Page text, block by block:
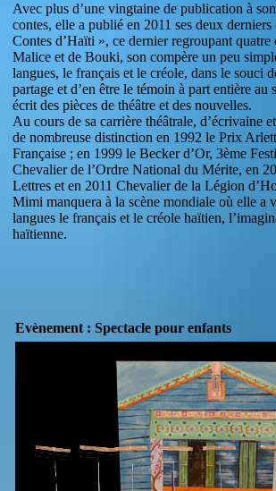
Avec plus d’une vingtaine de publication à
contes, elle a publié en 2011 ses deux
Contes d’Haïti », ce dernier regroupant quatre
Malice et de Bouki, son compère un peu
langues, le français et le créole, dans le souci
partage et d’en être le témoin à part entière
écrit des pièces de théâtre et des nouvelles.
Au cours de sa carrière théâtrale, d’écrivaine
de nombreuse distinction en 1992 le Prix
Française ; en 1999 le Becker d’Or, 3ème
Chevalier de l’Ordre National du Mérite, en
Lettres et en 2011 Chevalier de la Légion
Mimi manquera à la scène mondiale où elle a
langues le français et le créole haïtien,
haïtienne.
Evènement : Spectacle pour enfants